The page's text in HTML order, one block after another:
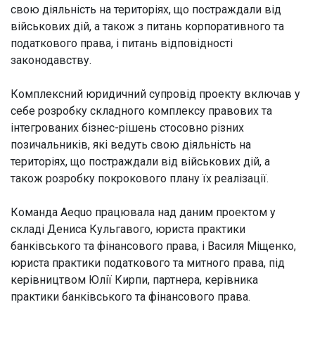
свою діяльність на територіях, що постраждали від
військових дій, а також з питань корпоративного та
податкового права, і питань відповідності
законодавству.
Комплексний юридичний супровід проекту включав у
себе розробку складного комплексу правових та
інтегрованих бізнес-рішень стосовно різних
позичальників, які ведуть свою діяльність на
територіях, що постраждали від військових дій, а
також розробку покрокового плану їх реалізації.
Команда Aequo працювала над даним проектом у
складі Дениса Кульгавого, юриста практики
банківського та фінансового права, і Василя Міщенко,
юриста практики податкового та митного права, під
керівництвом Юлії Кирпи, партнера, керівника
практики банківського та фінансового права.